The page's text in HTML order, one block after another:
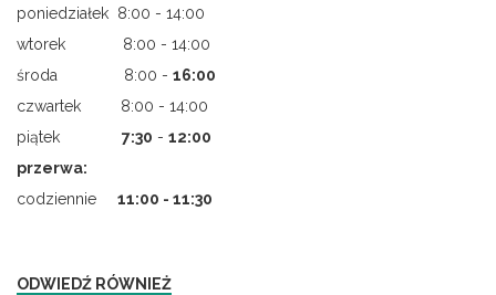
poniedziałek 8:00 - 14:00
wtorek 8:00 - 14:00
środa 8:00 - 16:00
czwartek 8:00 - 14:00
piątek 7:30 - 12:00
przerwa:
codziennie
11:00 - 11:30
ODWIEDŹ RÓWNIEŻ